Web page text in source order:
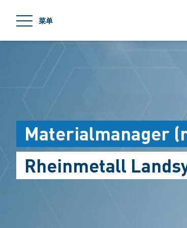
菜单
Materialmanager
Rheinmetall